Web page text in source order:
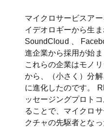
マイクロサービスア
イデオロギーから生ま
SoundCloud 、
進企業から採用が始ま
これらの企業はモノ
から、（小さく）分
に進化したのです。
ッセージングプロト
ることで、マイクロ
クチャの先駆者となっ